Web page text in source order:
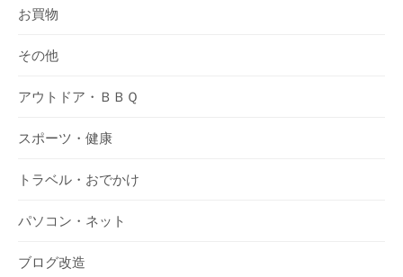
お買物
その他
アウトドア・ＢＢＱ
スポーツ・健康
トラベル・おでかけ
パソコン・ネット
ブログ改造